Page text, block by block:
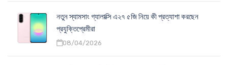
নতুন স্যামসাং গ্যালাক্সি এ২৭ ৫জি নিয়ে কী প্রত্যাশা করছেন
প্রযুক্তিপ্রেমীরা
08/04/2026